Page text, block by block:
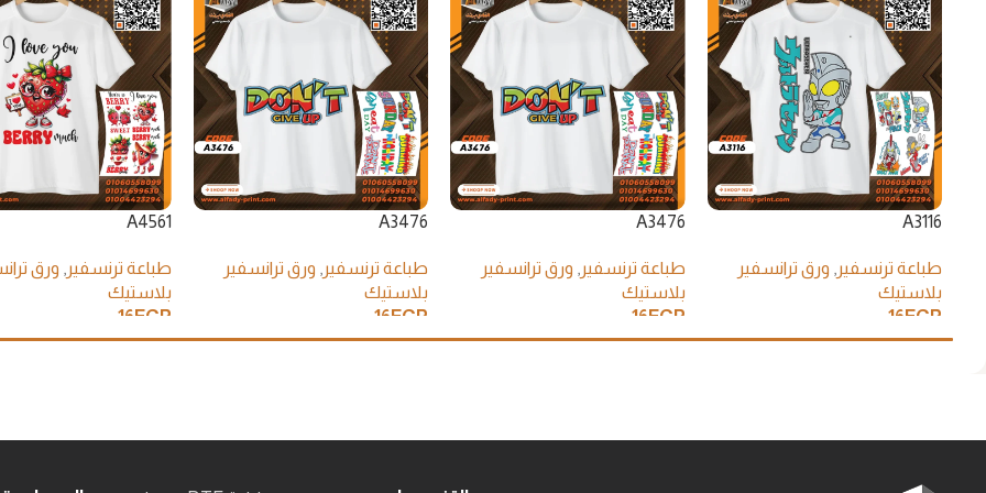
A3116
طباعة ترنسفير, ورق ترانسفير
بلاستيك
16EGP
A3476
طباعة ترنسفير, ورق ترانسفير
بلاستيك
16EGP
A3476
طباعة ترنسفير, ورق ترانسفير
بلاستيك
16EGP
A4561
طباعة ترنسفير, ورق
بلاستيك
16EGP